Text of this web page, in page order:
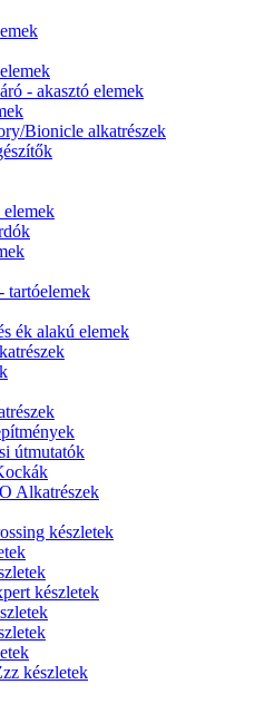
- akasztó elemek
Bionicle alkatrészek
tartóelemek
ék alakú elemek
útmutatók
Alkatrészek
készletek
készletek
készletek